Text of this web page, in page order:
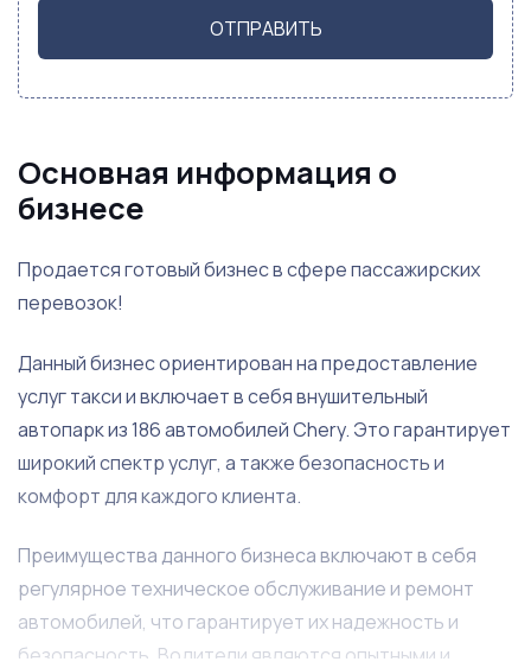
ОТПРАВИТЬ
Основная информация о
бизнесе
Продается готовый бизнес в сфере пассажирских
перевозок!
Данный бизнес ориентирован на предоставление
услуг такси и включает в себя внушительный
автопарк из 186 автомобилей Chery. Это гарантирует
широкий спектр услуг, а также безопасность и
комфорт для каждого клиента.
Преимущества данного бизнеса включают в себя
регулярное техническое обслуживание и ремонт
автомобилей, что гарантирует их надежность и
безопасность. Водители являются опытными и